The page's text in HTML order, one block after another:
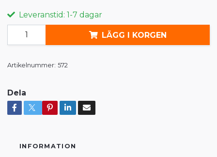
Leveranstid: 1-7 dagar
LÄGG I KORGEN
Artikelnummer: 572
Dela
INFORMATION